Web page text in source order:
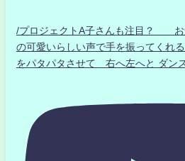
/プロジェクトA子さんも注目？
の可愛いらしい声で手を振ってくれ
をパタパタさせて 右へ左へと ダン